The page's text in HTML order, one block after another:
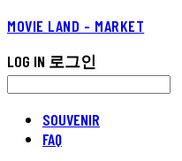
MOVIE LAND - MARKET
LOG IN 로그인
SOUVENIR
FAQ